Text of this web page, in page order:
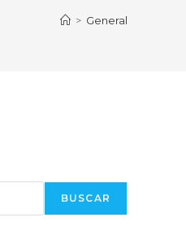
> General
BUSCAR